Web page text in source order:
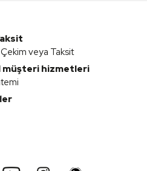
Çekim veya Taksit
hizmetleri